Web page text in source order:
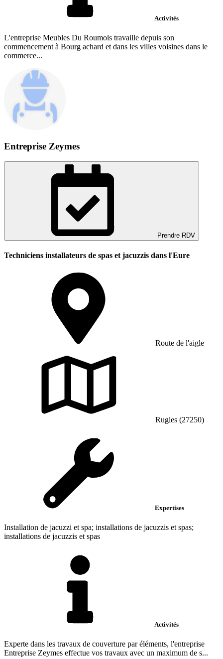
Activités
L'entreprise Meubles Du Roumois travaille depuis son
commencement à Bourg achard et dans les villes voisines dans le
commerce...
Entreprise Zeymes
Prendre RDV
Techniciens installateurs de spas et jacuzzis dans l'Eure
Route de l'aigle
Rugles (27250)
Expertises
Installation de jacuzzi et spa; installations de jacuzzis et spas;
installations de jacuzzis et spas
Activités
Experte dans les travaux de couverture par éléments, l'entreprise
Entreprise Zeymes effectue vos travaux avec un maximum de s...